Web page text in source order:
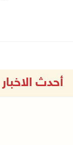
أحدث الاخبار